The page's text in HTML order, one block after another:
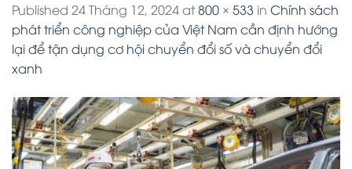
Published 24 Tháng 12, 2024at800 × 533 in Chính sách
phát triển công nghiệp của Việt Nam cần định hướng
lại để tận dụng cơ hội chuyển đổi số và chuyển đổi
xanh